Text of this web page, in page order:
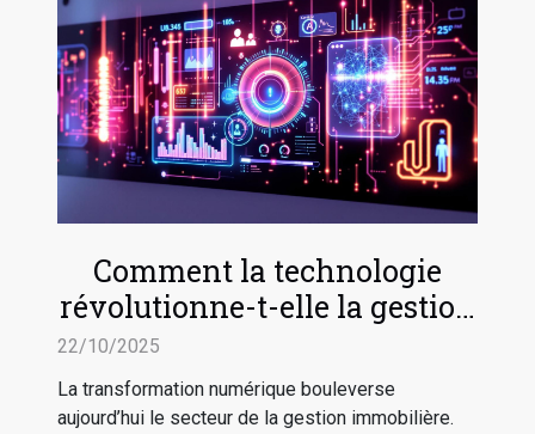
Comment la technologie
révolutionne-t-elle la gestion
22/10/2025
La transformation numérique bouleverse
aujourd’hui le secteur de la gestion immobilière.